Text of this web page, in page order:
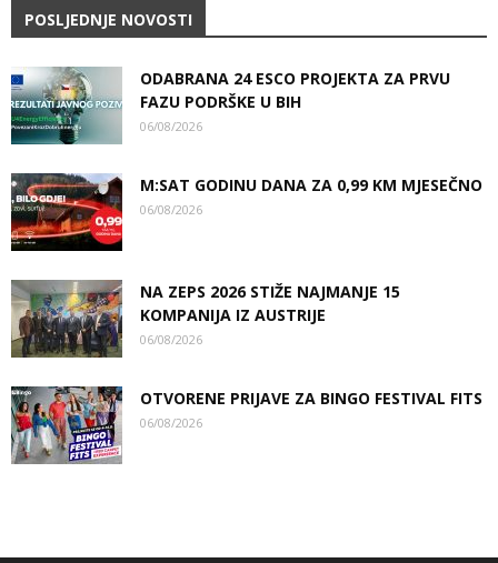
POSLJEDNJE NOVOSTI
ODABRANA 24 ESCO PROJEKTA ZA PRVU
FAZU PODRŠKE U BIH
06/08/2026
M:SAT GODINU DANA ZA 0,99 KM MJESEČNO
06/08/2026
NA ZEPS 2026 STIŽE NAJMANJE 15
KOMPANIJA IZ AUSTRIJE
06/08/2026
OTVORENE PRIJAVE ZA BINGO FESTIVAL FITS
06/08/2026